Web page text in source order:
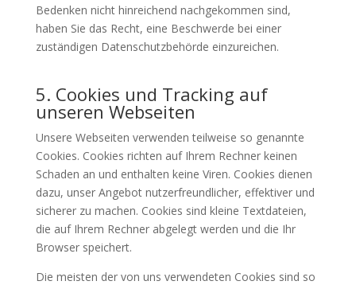
Bedenken nicht hinreichend nachgekommen sind,
haben Sie das Recht, eine Beschwerde bei einer
zuständigen Datenschutzbehörde einzureichen.
5. Cookies und Tracking auf
unseren Webseiten
Unsere Webseiten verwenden teilweise so genannte
Cookies. Cookies richten auf Ihrem Rechner keinen
Schaden an und enthalten keine Viren. Cookies dienen
dazu, unser Angebot nutzerfreundlicher, effektiver und
sicherer zu machen. Cookies sind kleine Textdateien,
die auf Ihrem Rechner abgelegt werden und die Ihr
Browser speichert.
Die meisten der von uns verwendeten Cookies sind so